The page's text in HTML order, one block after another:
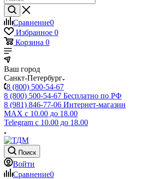
Сравнение0
Избранное 0
Корзина 0
Ваш город
Санкт-Петербург
8 (800) 500-54-67
8 (800) 500-54-67 Бесплатно по РФ
8 (981) 846-77-06 Интернет-магазин
MAX с 10.00 до 18.00
Telegram с 10.00 до 18.00
Поиск
Войти
Сравнение0